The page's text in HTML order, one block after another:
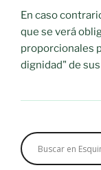
En caso
que se verá
proporcionales
dignidad" de